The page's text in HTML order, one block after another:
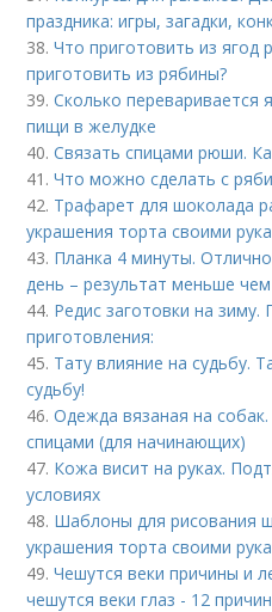
праздника: игры, загадки,
38.Что приготовить из
приготовить из рябины?
39.Сколько переваривается
пищи в желудке
40.Связать спицами рюши.
41.Что можно сделать с
42. Трафарет для шоколада
украшения торта своими
43. Планка 4 минуты.
день – результат меньше
44. Редис заготовки на
приготовления:
45. Тату влияние на судьбу.
судьбу!
46.Одежда вязаная на
спицами (для начинающих)
47. Кожа висит на руках.
условиях
48. Шаблоны для рисования
украшения торта своими
49.Чешутся веки причины и
чешутся веки глаз - 12